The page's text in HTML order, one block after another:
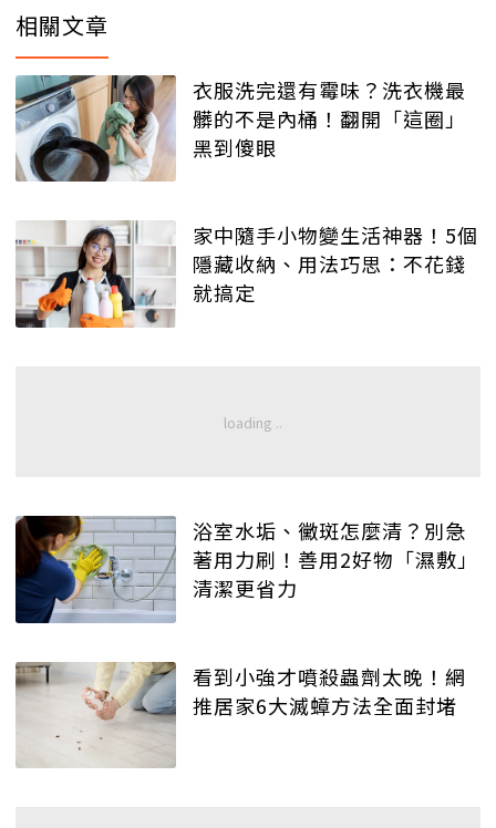
相關文章
衣服洗完還有霉味？洗衣機最
髒的不是內桶！翻開「這圈」
黑到傻眼
家中隨手小物變生活神器！5個
隱藏收納、用法巧思：不花錢
就搞定
浴室水垢、黴斑怎麼清？別急
著用力刷！善用2好物「濕敷」
清潔更省力
看到小強才噴殺蟲劑太晚！網
推居家6大滅蟑方法全面封堵